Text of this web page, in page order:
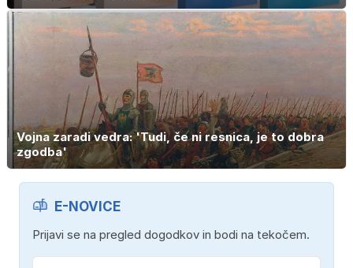
Vojna zaradi vedra: 'Tudi, če ni resnica, je to dobra
zgodba'
E-NOVICE
Prijavi se na pregled dogodkov in bodi na tekočem.